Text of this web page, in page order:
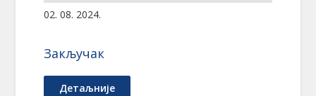
02. 08. 2024.
Закључак
Детаљније